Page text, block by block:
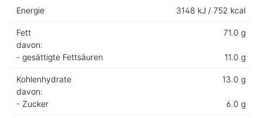
Energie 3148 kJ / 752 kcal
Fett
davon:
- gesättigte Fettsäuren
71.0 g
11.0 g
Kohlenhydrate
davon:
- Zucker
13.0 g
6.0 g